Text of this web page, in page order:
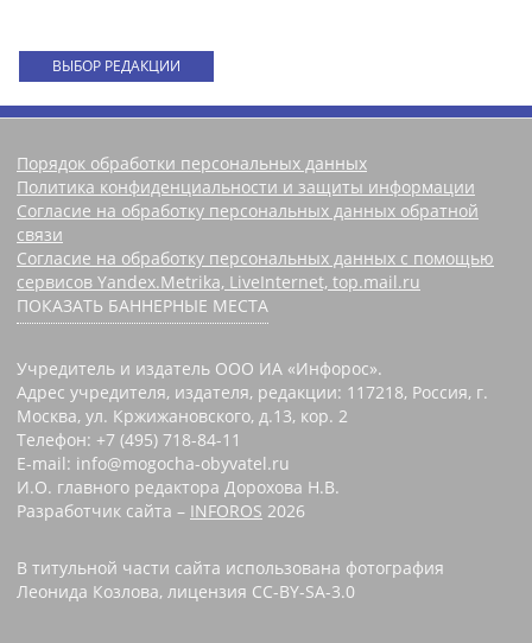
ВЫБОР РЕДАКЦИИ
Порядок обработки персональных данных
Политика конфиденциальности и защиты информации
Согласие на обработку персональных данных обратной
связи
Согласие на обработку персональных данных с помощью
сервисов Yandex.Metrika, LiveInternet, top.mail.ru
ПОКАЗАТЬ БАННЕРНЫЕ МЕСТА
Учредитель и издатель ООО ИА «Инфорос».
Адрес учредителя, издателя, редакции: 117218, Россия, г.
Москва, ул. Кржижановского, д.13, кор. 2
Телефон: +7 (495) 718-84-11
E-mail: info@mogocha-obyvatel.ru
И.О. главного редактора Дорохова Н.В.
Разработчик сайта – INFOROS 2026
В титульной части сайта использована фотография
Леонида Козлова, лицензия CC-BY-SA-3.0